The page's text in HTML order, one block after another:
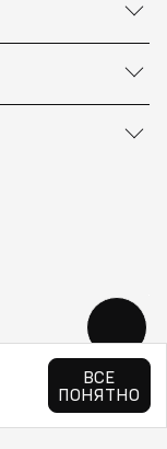
ВСЕ
ПОНЯТНО